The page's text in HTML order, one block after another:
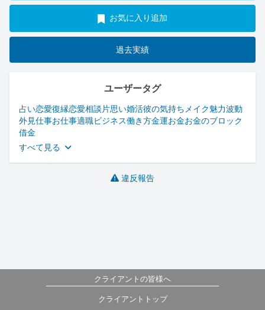
お気に入り追加
過去実績
ユーザータグ
占い恋愛復縁恋愛相談片思い婚活彼の気持ち メイク魅力波動
外見仕事お仕事適職ビジネス働き方金運お金お金のブロック
借金
すべて見る
違反報告
クライアントの皆様へ
クライアントトップ